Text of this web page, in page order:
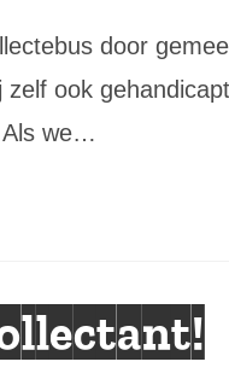
door
ook
Als we…